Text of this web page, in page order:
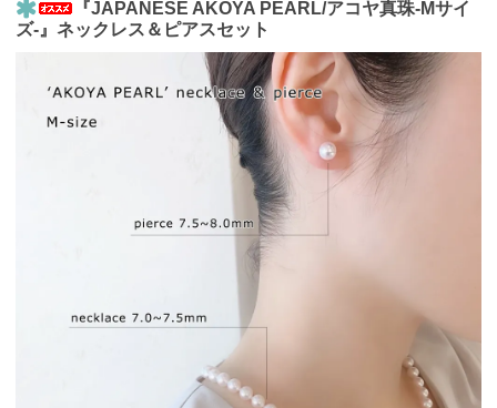
『JAPANESE AKOYA PEARL/アコヤ真珠-Mサイ
ズ-』ネックレス＆ピアスセット